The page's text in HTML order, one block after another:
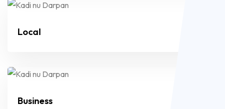
Local
Business